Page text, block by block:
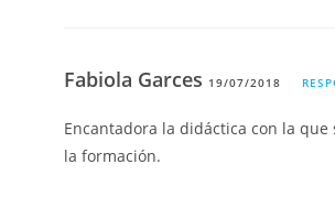
Fabiola Garces 19/07/2018
Encantadora la didáctica con la
la formación.